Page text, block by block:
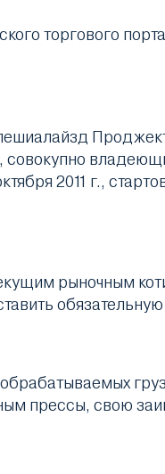
торгового
2011 г.,
рыночным
прессы, свою